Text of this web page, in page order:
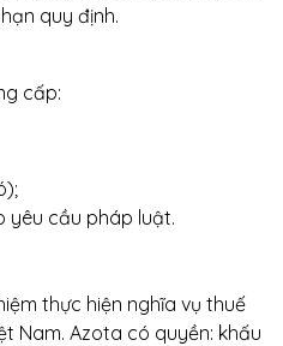
quy định.
cấp:
yêu cầu pháp luật.
thực hiện nghĩa vụ thuế
Nam. Azota có quyền: khấu